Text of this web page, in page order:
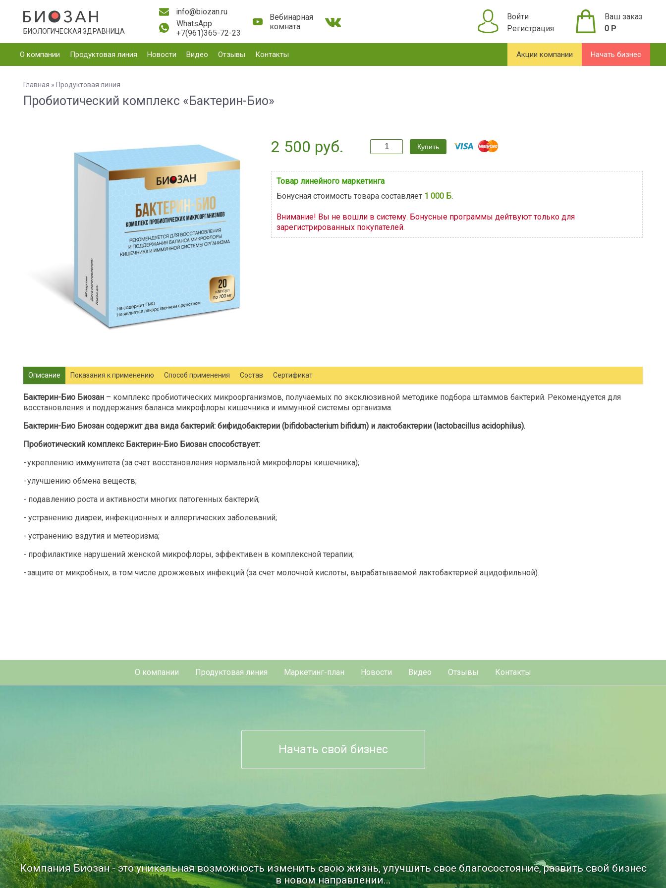
БИОЛОГИЧЕСКАЯ ЗДРАВНИЦА
info@biozan.ru
WhatsApp
+7(961)365-72-23
Вебинарная
комната
Ваш заказ
0 Р
Войти
Регистрация
О компании Продуктовая линия Новости Видео Отзывы Контакты Начать бизнес
Акции компании
Главная » Продуктовая линия
Пробиотический комплекс «Бактерин-Био»
2 500 руб.
Товар линейного маркетинга
Бонусная стоимость товара составляет 1 000 Б.
Внимание! Вы не вошли в систему. Бонусные программы дейтвуют только для
зарегистрированных покупателей.
Описание Показания к применению Способ применения Состав Сертификат
Бактерин-Био Биозан – комплекс пробиотических микроорганизмов, получаемых по эксклюзивной методике подбора штаммов бактерий. Рекомендуется для
восстановления и поддержания баланса микрофлоры кишечника и иммунной системы организма.
Бактерин-Био Биозан содержит два вида бактерий: бифидобактерии (bifidobacterium bifidum) и лактобактерии (lactobacillus acidophilus).
Пробиотический комплекс Бактерин-Био Биозан способствует:
- укреплению иммунитета (за счет восстановления нормальной микрофлоры кишечника);
- улучшению обмена веществ;
- подавлению роста и активности многих патогенных бактерий;
- устранению диареи, инфекционных и аллергических заболеваний;
- устранению вздутия и метеоризма;
- профилактике нарушений женской микрофлоры, эффективен в комплексной терапии;
- защите от микробных, в том числе дрожжевых инфекций (за счет молочной кислоты, вырабатываемой лактобактерией ацидофильной).
О компании Продуктовая линия Маркетинг-план Новости Видео Отзывы Контакты
Начать свой бизнес
Компания Биозан - это уникальная возможность изменить свою жизнь, улучшить свое благосостояние, развить свой бизнес
в новом направлении...